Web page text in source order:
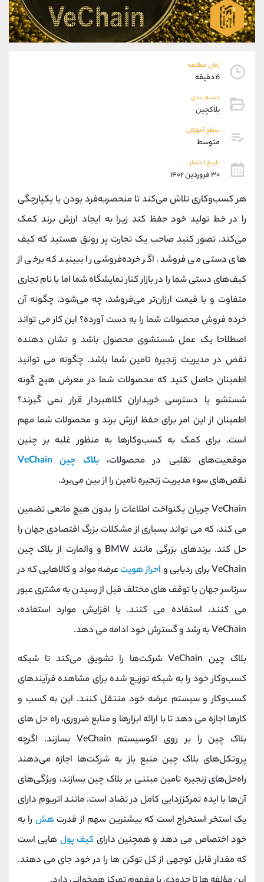
زمان مطالعه
6 دقیقه
دسته بندی
بلاکچین
سطح آموزش
متوسط
تاریخ انتشار
۳۰ فروردین ۱۴۰۲
هر کسب‌وکاری تلاش می‌کند تا منحصربه‌فرد بودن یا یکپارچگی
را در خط تولید خود حفظ کند زیرا به ایجاد ارزش برند کمک
می‌کند. تصور کنید صاحب یک تجارت پر رونق هستید که کیف
های دستی می فروشد. اگر خرده‌فروشی را ببینید که برخی از
کیف‌های دستی شما را در بازار کنار نمایشگاه شما اما با نام تجاری
متفاوت و با قیمت ارزان‌تر می‌فروشد، چه می‌شود. چگونه آن
خرده فروش محصولات شما را به دست آورده؟ این کار می تواند
اصطلاحا یک عمل شستشوی محصول باشد و نشان دهنده
نقص در مدیریت زنجیره تامین شما باشد. چگونه می توانید
اطمینان حاصل کنید که محصولات شما در معرض هیچ گونه
شستشو یا دسترسی خریداران کلاهبردار قرار نمی گیرند؟
اطمینان از این امر برای حفظ ارزش برند و محصولات شما مهم
است. برای کمک به کسب‌وکارها به منظور غلبه بر چنین
موقعیت‌های تقلبی در محصولات،بلاک چین VeChain
نقص‌های سوء مدیریت زنجیره تامین را از بین می‌برد.
VeChain جریان یکنواخت اطلاعات را بدون هیچ مانعی تضمین
می کند، که می تواند بسیاری از مشکلات بزرگ اقتصادی جهان را
حل کند. برندهای بزرگی مانند BMW و والمارت از بلاک چین
VeChain برای ردیابی و
احراز هویتعرضه مواد و کالاهایی که در
سرتاسر جهان با توقف های مختلف قبل از رسیدن به مشتری عبور
می کنند، استفاده می کنند. با افزایش موارد استفاده،
VeChain به رشد و گسترش خود ادامه می دهد.
بلاک چین VeChain شرکت‌ها را تشویق می‌کند تا شبکه
کسب‌وکار خود را به شبکه توزیع‌ شده برای مشاهده فرآیندهای
کسب‌وکار و سیستم عرضه خود منتقل کنند. این به کسب و
کارها اجازه می دهد تا با ارائه ابزارها و منابع ضروری، راه حل های
بلاک چین را بر روی اکوسیستم VeChain بسازند. اگرچه
پروتکل‌های بلاک چین منبع باز به شرکت‌ها اجازه می‌دهند
راه‌حل‌های زنجیره تامین مبتنی بر بلاک چین بسازند، ویژگی‌های
آن‌ها با ایده تمرکززدایی کامل در تضاد است. مانند اتریوم دارای
یک استخر استخراج است که بیشترین سهم از قدرتهش را به
خود اختصاص می دهد و همچنین دارای کیف پول هایی است
که مقدار قابل توجهی از کل توکن ها را در خود جای می دهند.
09927779040
واتساپ شروع گفتگو
تلگرام @Armteam_admin_por
پشتیبان فروش
موبایل
واتساپ
داخلی
اطلاعات تماس (دفتر فروش)
تلفن 021-22021030
بدون پیش شماره 90001030
اینستاگرام @alireza.mehrabii
کانال تلگرام @alirezamehrabi_com